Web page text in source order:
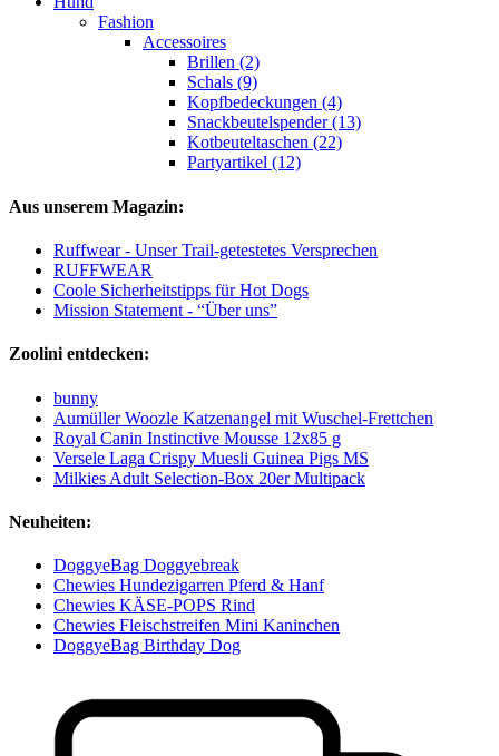
Fashion
Accessoires
Brillen (2)
Schals (9)
Kopfbedeckungen (4)
Snackbeutelspender (13)
Kotbeuteltaschen (22)
Partyartikel (12)
Aus unserem Magazin:
Ruffwear - Unser Trail-getestetes Versprechen
RUFFWEAR
Coole Sicherheitstipps für Hot Dogs
Mission Statement - “Über uns”
Zoolini entdecken:
bunny
Aumüller Woozle Katzenangel mit Wuschel-Frettchen
Royal Canin Instinctive Mousse 12x85 g
Versele Laga Crispy Muesli Guinea Pigs MS
Milkies Adult Selection-Box 20er Multipack
Neuheiten:
DoggyeBag Doggyebreak
Chewies Hundezigarren Pferd & Hanf
Chewies KÄSE-POPS Rind
Chewies Fleischstreifen Mini Kaninchen
DoggyeBag Birthday Dog